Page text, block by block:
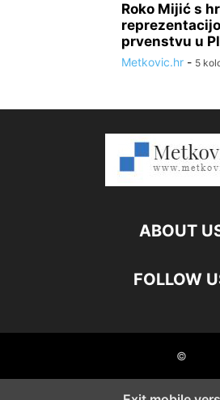
Roko Mijić s
prvenstvu u
Metkovic.hr - 5
ABOUT
FOLLOW
©